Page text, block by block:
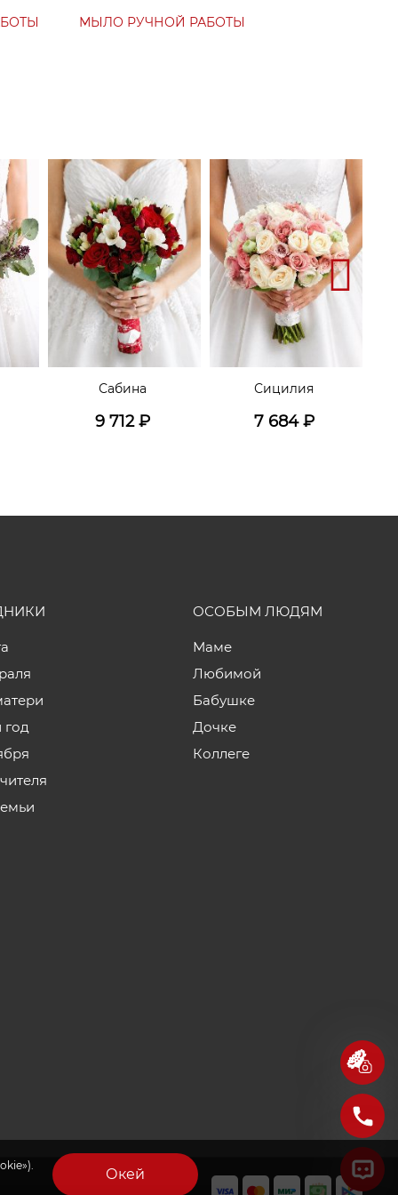
МЫЛО РУЧНОЙ РАБОТЫ
Сабина
9 712₽
Сицилия
7 684₽
Окей
ОСОБЫМ ЛЮДЯМ
Маме
Любимой
Бабушке
Дочке
Коллеге